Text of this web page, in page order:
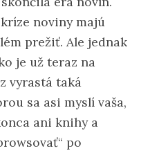
noviny majú
prežiť. Ale jednak
je už teraz na
vyrastá taká
sa asi myslí vaša,
ani knihy a
po